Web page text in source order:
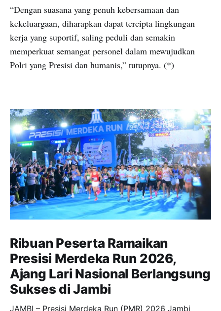
“Dengan suasana yang penuh kebersamaan dan
kekeluargaan, diharapkan dapat tercipta lingkungan
kerja yang suportif, saling peduli dan semakin
memperkuat semangat personel dalam mewujudkan
Polri yang Presisi dan humanis,” tutupnya. (*)
Ribuan Peserta Ramaikan
Presisi Merdeka Run 2026,
Ajang Lari Nasional Berlangsung
Sukses di Jambi
JAMBI – Presisi Merdeka Run (PMR) 2026 Jambi